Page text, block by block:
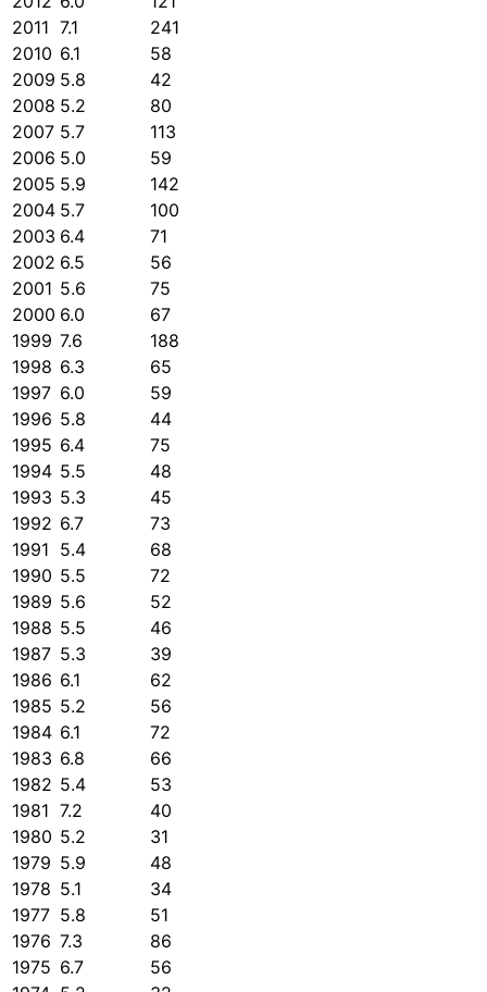
2011 7.1
241
2010 6.1
58
2009 5.8
42
2008 5.2
80
2007 5.7
113
2006 5.0
59
2005 5.9
142
2004 5.7
100
2003 6.4
71
2002 6.5
56
2001 5.6
75
2000 6.0
67
1999 7.6
188
1998 6.3
65
1997 6.0
59
1996 5.8
44
1995 6.4
75
1994 5.5
48
1993 5.3
45
1992 6.7
73
1991 5.4
68
1990 5.5
72
1989 5.6
52
1988 5.5
46
1987 5.3
39
1986 6.1
62
1985 5.2
56
1984 6.1
72
1983 6.8
66
1982 5.4
53
1981 7.2
40
1980 5.2
31
1979 5.9
48
1978 5.1
34
1977 5.8
51
1976 7.3
86
1975 6.7
56